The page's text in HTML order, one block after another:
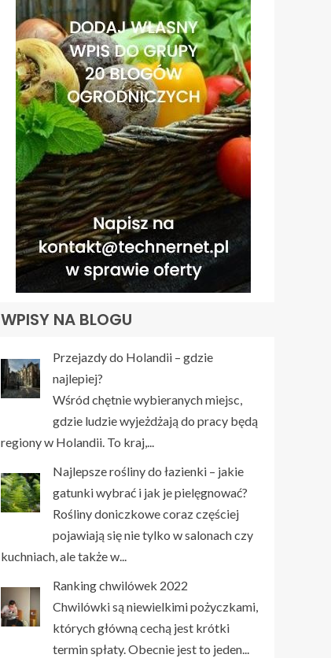
WPISY NA BLOGU
Przejazdy do Holandii – gdzie
najlepiej?
Wśród chętnie wybieranych miejsc,
gdzie ludzie wyjeżdżają do pracy będą
regiony w Holandii. To kraj,...
Najlepsze rośliny do łazienki – jakie
gatunki wybrać i jak je pielęgnować?
Rośliny doniczkowe coraz częściej
pojawiają się nie tylko w salonach czy
kuchniach, ale także w...
Ranking chwilówek 2022
Chwilówki są niewielkimi pożyczkami,
których główną cechą jest krótki
termin spłaty. Obecnie jest to jeden...